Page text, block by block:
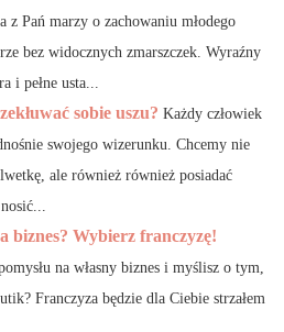
z Pań marzy o zachowaniu młodego
bez widocznych zmarszczek. Wyraźny
i pełne usta...
sobie uszu? Każdy człowiek
swojego wizerunku. Chcemy nie
ale również również posiadać
biznes? Wybierz franczyzę!
na własny biznes i myślisz o tym,
Franczyza będzie dla Ciebie strzałem